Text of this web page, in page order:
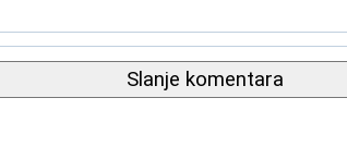
Slanje komentara